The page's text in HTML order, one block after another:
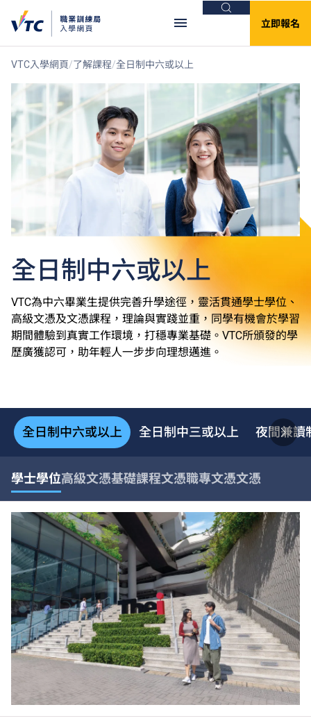
搜尋
立即報名
VTC入學網頁 了解課程 全日制中六或以上
全日制中六或以上
VTC為中六畢業生提供完善升學途徑，靈活貫通學士學位、
高級文憑及文憑課程，理論與實踐並重，同學有機會於學習
期間體驗到真實工作環境，打穩專業基礎。VTC所頒發的學
歷廣獲認可，助年輕人一步步向理想邁進。
全日制中六或以上 全日制中三或以上 夜間兼讀
學士學位高級文憑基礎課程文憑職專文憑文憑